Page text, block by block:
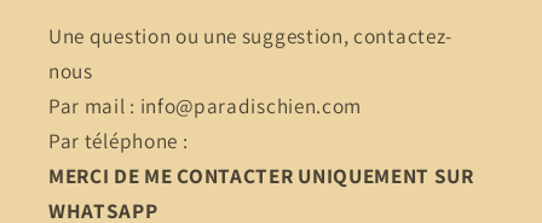
Une question ou une suggestion, contactez-
nous
Par mail : info@paradischien.com
Par téléphone :
MERCI DE ME CONTACTER UNIQUEMENT SUR
WHATSAPP